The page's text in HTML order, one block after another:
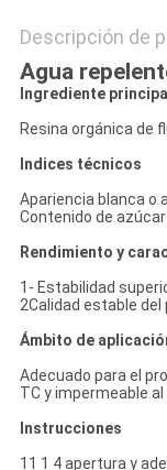
Descripción de
Agua
Ingrediente principal
Resina orgánica de
Indices técnicos
Apariencia blanca o
Contenido de
Rendimiento y
1- Estabilidad
2Calidad estable del
Ámbito de
Adecuado para el
TC y impermeable
Instrucciones
11 1 4 apertura y